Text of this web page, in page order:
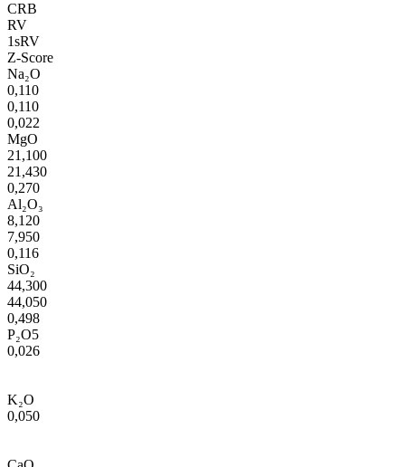
CRB
RV
1sRV
Z-Score
Na₂O
0,110
0,110
0,022
MgO
21,100
21,430
0,270
Al₂O₃
8,120
7,950
0,116
SiO₂
44,300
44,050
0,498
P₂O5
0,026
K₂O
0,050